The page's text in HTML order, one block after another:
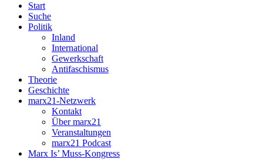
Start
Suche
Politik
Inland
International
Gewerkschaft
Antifaschismus
Theorie
Geschichte
marx21-Netzwerk
Kontakt
Über marx21
Veranstaltungen
marx21 Podcast
Marx Is’ Muss-Kongress